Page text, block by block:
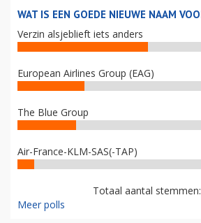
WAT IS EEN GOEDE NIEUWE NAAM
Verzin alsjeblieft iets anders
European Airlines Group (EAG)
The Blue Group
Air-France-KLM-SAS(-TAP)
Totaal aantal
Meer polls